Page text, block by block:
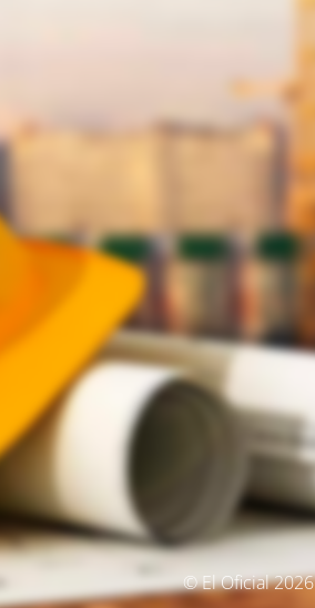
© El Oficial 2026